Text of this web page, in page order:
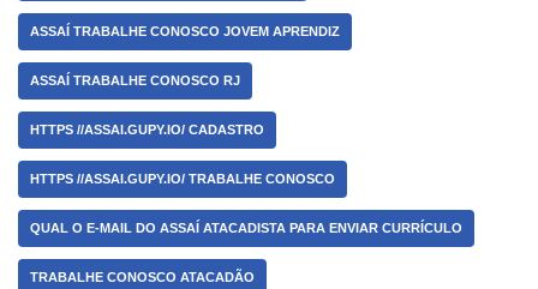
ASSAÍ TRABALHE CONOSCO JOVEM APRENDIZ
ASSAÍ TRABALHE CONOSCO RJ
HTTPS //ASSAI.GUPY.IO/ CADASTRO
HTTPS //ASSAI.GUPY.IO/ TRABALHE CONOSCO
QUAL O E-MAIL DO ASSAÍ ATACADISTA PARA ENVIAR CURRÍCULO
TRABALHE CONOSCO ATACADÃO